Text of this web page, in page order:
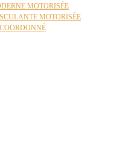
MOTORISÉE
MOTORISÉE